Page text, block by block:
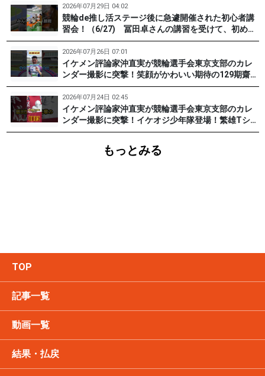
2026年07月29日 04:02
競輪de推し活ステージ後に急遽開催された初心者講
習会！（6/27) 冨田卓さんの講習を受けて、初めて
チャレンジした女子たち。果たして…？ #PR #松戸
けいりん #和田健太郎 #沖直実
2026年07月26日 07:01
イケメン評論家沖直実が競輪選手会東京支部のカレ
ンダー撮影に突撃！笑顔がかわいい期待の129期齋藤
宏樹選手登場！ #pr #松戸けいりん
2026年07月24日 02:45
イケメン評論家沖直実が競輪選手会東京支部のカレ
ンダー撮影に突撃！イケオジ少年隊登場！繁雄Tシャ
ツへの思いとは？ #PR #松戸けいりん #川口満広 #
もっとみる
TOP
記事一覧
動画一覧
結果・払戻